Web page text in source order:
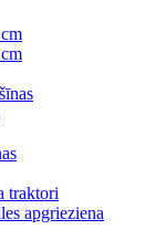
traktori
apgrieziena